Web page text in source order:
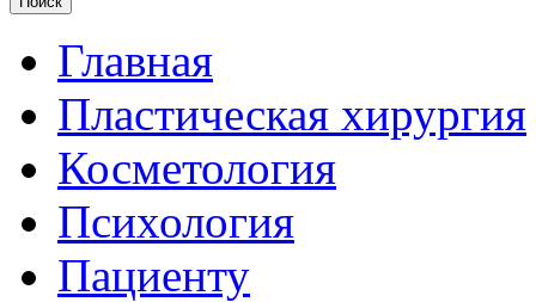
Главная
Пластическая хирургия
Косметология
Психология
Пациенту